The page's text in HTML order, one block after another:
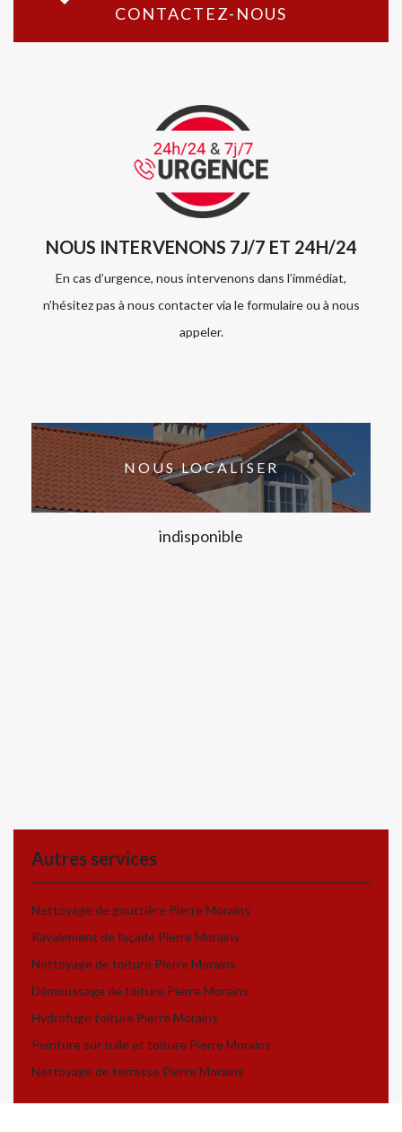
CONTACTEZ-NOUS
NOUS INTERVENONS 7J/7 ET 24H/24
En cas d’urgence, nous intervenons dans l’immédiat,
n’hésitez pas à nous contacter via le formulaire ou à nous
appeler.
NOUS LOCALISER
indisponible
Autres services
Nettoyage de gouttière Pierre Morains
Ravalement de façade Pierre Morains
Nettoyage de toiture Pierre Morains
Démoussage de toiture Pierre Morains
Hydrofuge toiture Pierre Morains
Peinture sur tuile et toiture Pierre Morains
Nettoyage de terrasse Pierre Morains